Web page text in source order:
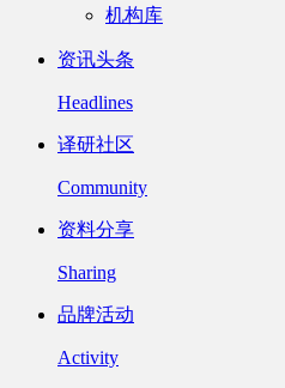
机构库
资讯头条
Headlines
译研社区
Community
资料分享
Sharing
品牌活动
Activity